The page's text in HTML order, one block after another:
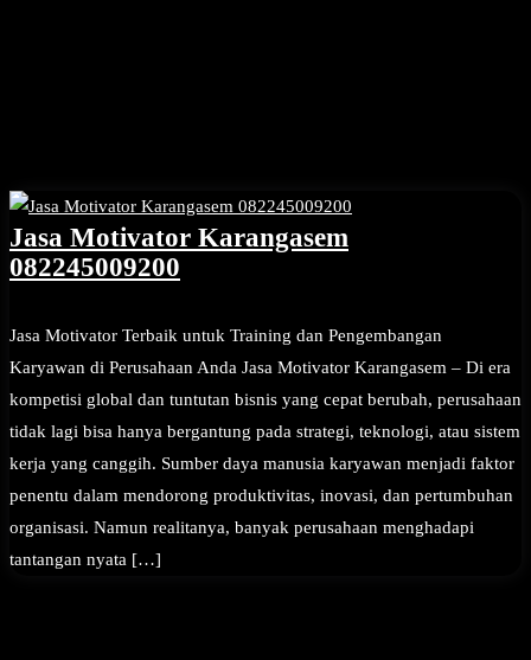
Jasa Motivator Karangasem
082245009200
Jasa Motivator Terbaik untuk Training dan Pengembangan
Karyawan di Perusahaan Anda Jasa Motivator Karangasem – Di era
kompetisi global dan tuntutan bisnis yang cepat berubah, perusahaan
tidak lagi bisa hanya bergantung pada strategi, teknologi, atau sistem
kerja yang canggih. Sumber daya manusia karyawan menjadi faktor
penentu dalam mendorong produktivitas, inovasi, dan pertumbuhan
organisasi. Namun realitanya, banyak perusahaan menghadapi
tantangan nyata […]